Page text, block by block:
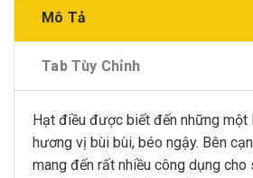
Mô Tả
Tab Tùy Chỉnh
Hạt điều được biết đến những
hương vị bùi bùi, béo ngậy. Bên
mang đến rất nhiều công dụng cho